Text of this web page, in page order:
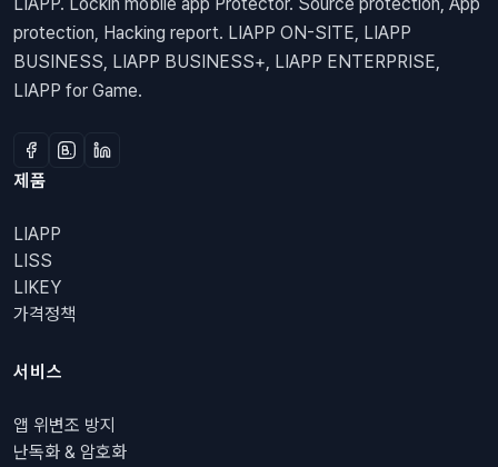
protection, Hacking report. LIAPP ON-SITE, LIAPP
BUSINESS, LIAPP BUSINESS+, LIAPP ENTERPRISE,
LIAPP for Game.
제품
LIAPP
LISS
LIKEY
가격정책
서비스
앱 위변조 방지
난독화 & 암호화